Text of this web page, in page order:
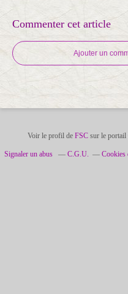
Commenter cet article
Ajouter un
Voir le profil de FSCsur le portail
Signaler un abus C.G.U. Cookies